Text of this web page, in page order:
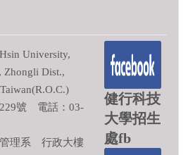
University,
Zhongli Dist.,
號 電話：03-
理系 行政大樓
健行科技
大學招生
處fb